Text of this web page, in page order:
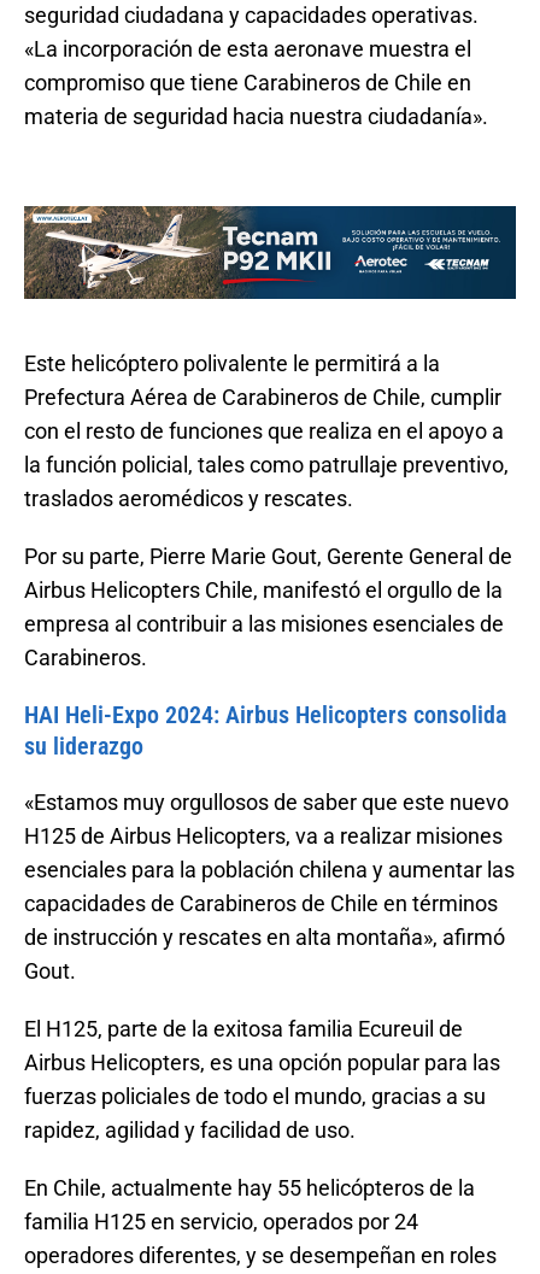
seguridad ciudadana y capacidades operativas.
«La incorporación de esta aeronave muestra el
compromiso que tiene Carabineros de Chile en
materia de seguridad hacia nuestra ciudadanía».
Este helicóptero polivalente le permitirá a la
Prefectura Aérea de Carabineros de Chile, cumplir
con el resto de funciones que realiza en el apoyo a
la función policial, tales como patrullaje preventivo,
traslados aeromédicos y rescates.
Por su parte, Pierre Marie Gout, Gerente General de
Airbus Helicopters Chile, manifestó el orgullo de la
empresa al contribuir a las misiones esenciales de
Carabineros.
HAI Heli-Expo 2024: Airbus Helicopters consolida
su liderazgo
«Estamos muy orgullosos de saber que este nuevo
H125 de Airbus Helicopters, va a realizar misiones
esenciales para la población chilena y aumentar las
capacidades de Carabineros de Chile en términos
de instrucción y rescates en alta montaña», afirmó
Gout.
El H125, parte de la exitosa familia Ecureuil de
Airbus Helicopters, es una opción popular para las
fuerzas policiales de todo el mundo, gracias a su
rapidez, agilidad y facilidad de uso.
En Chile, actualmente hay 55 helicópteros de la
familia H125 en servicio, operados por 24
operadores diferentes, y se desempeñan en roles